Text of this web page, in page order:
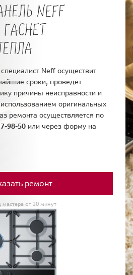
NEFF
ГАСНЕТ
Neff осуществит
сроки, проведет
причины неисправности и
оригинальных
ремонта осуществляется по
98-50 или через форму на
ремонт
мастера от 30 минут